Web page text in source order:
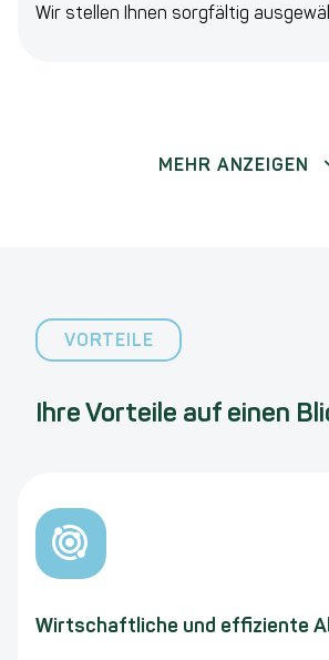
Wir stellen Ihnen sorgfältig
MEHR ANZEIGEN
VORTEILE
Ihre Vorteile auf einen
Wirtschaftliche und effiziente